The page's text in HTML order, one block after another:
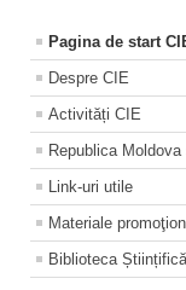
Pagina de start
Despre CIE
Activități CIE
Republica Moldova
Link-uri utile
Materiale
Biblioteca